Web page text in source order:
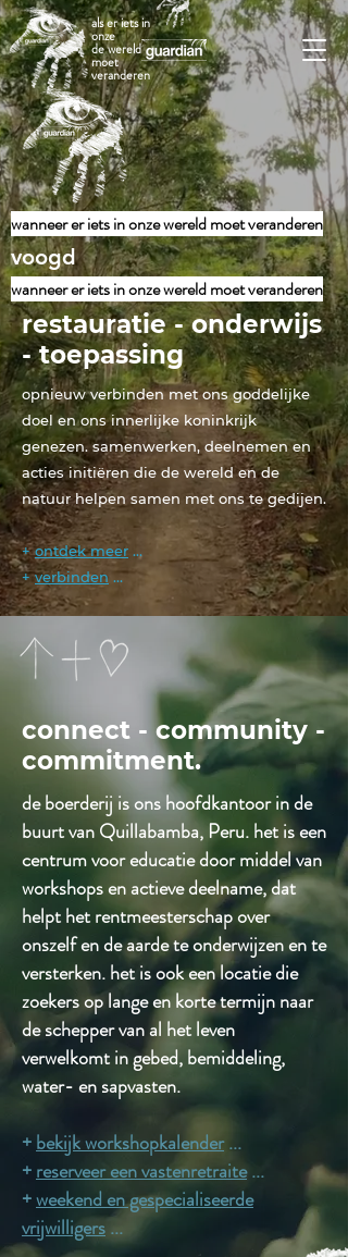
als er iets in
onze
de wereld
moet
veranderen
wanneer er iets in onze wereld moet veranderen
voogd
wanneer er iets in onze wereld moet veranderen
restauratie - onderwijs
- toepassing
opnieuw verbinden met ons goddelijke
doel en ons innerlijke koninkrijk
genezen. samenwerken, deelnemen en
acties initiëren die de wereld en de
natuur helpen samen met ons te gedijen.
+ontdek meer ...
+verbinden ...
connect - community -
commitment.
de boerderij is ons hoofdkantoor in de
buurt van Quillabamba, Peru. het is een
centrum voor educatie door middel van
workshops en actieve deelname, dat
helpt het rentmeesterschap over
onszelf en de aarde te onderwijzen en te
versterken. het is ook een locatie die
zoekers op lange en korte termijn naar
de schepper van al het leven
verwelkomt in gebed, bemiddeling,
water- en sapvasten.
+bekijk workshopkalender...
+reserveer een vastenretraite...
+weekend en gespecialiseerde
vrijwilligers...